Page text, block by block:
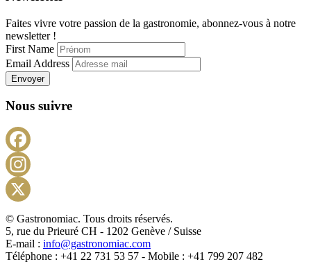
Faites vivre votre passion de la gastronomie, abonnez-vous à notre
newsletter !
First Name
Email Address
Envoyer
Nous suivre
X
© Gastronomiac. Tous droits réservés.
5, rue du Prieuré CH - 1202 Genève / Suisse
E-mail : info@gastronomiac.com
Téléphone : +41 22 731 53 57 - Mobile : +41 799 207 482